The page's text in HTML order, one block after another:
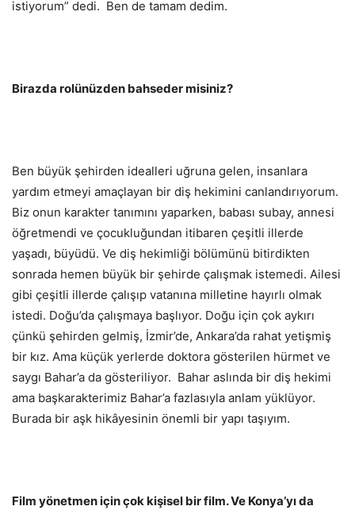
istiyorum” dedi. Ben de tamam dedim.
Birazda rolünüzden bahseder misiniz?
Ben büyük şehirden idealleri uğruna gelen, insanlara
yardım etmeyi amaçlayan bir diş hekimini canlandırıyorum.
Biz onun karakter tanımını yaparken, babası subay, annesi
öğretmendi ve çocukluğundan itibaren çeşitli illerde
yaşadı, büyüdü. Ve diş hekimliği bölümünü bitirdikten
sonrada hemen büyük bir şehirde çalışmak istemedi. Ailesi
gibi çeşitli illerde çalışıp vatanına milletine hayırlı olmak
istedi. Doğu’da çalışmaya başlıyor. Doğu için çok aykırı
çünkü şehirden gelmiş, İzmir’de, Ankara’da rahat yetişmiş
bir kız. Ama küçük yerlerde doktora gösterilen hürmet ve
saygı Bahar’a da gösteriliyor. Bahar aslında bir diş hekimi
ama başkarakterimiz Bahar’a fazlasıyla anlam yüklüyor.
Burada bir aşk hikâyesinin önemli bir yapı taşıyım.
Film yönetmen için çok kişisel bir film. Ve Konya’yı da